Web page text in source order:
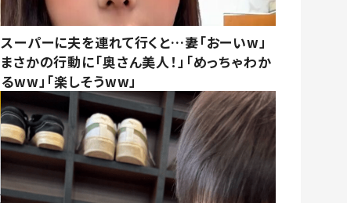
スーパーに夫を連れて行くと…妻「おーいw」
まさかの行動に「奥さん美人！」「めっちゃわか
るww」「楽しそうww」